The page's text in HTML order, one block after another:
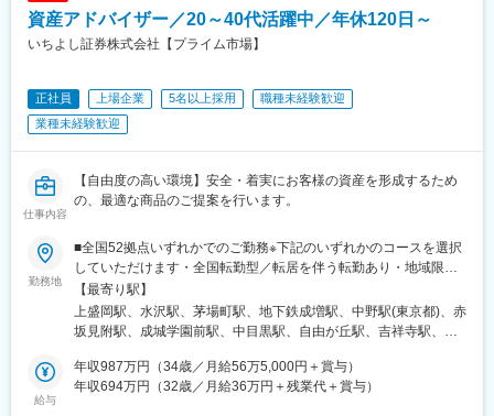
島県)、志布志駅、枕崎駅、宮ケ浜駅、国分駅(鹿児島県)、出水
駅、壺川駅、新さっぽろ駅、松風町駅、湯の川駅、五所川原駅、
盛駅、仙台駅(地下鉄)、西取手駅、今市駅、東宿郷駅、城東駅、西
前駅、千歳船橋駅、立川北駅、青梅街道駅、布田駅、新高島駅、
江田駅(神奈川県)、新丸子駅、緑町駅、海老名駅(相模線)、西松本
駅、桜町駅(長野県)、電気ビル前駅、南富山駅、片原町駅(富山
駅、島ノ関駅、水口石橋駅、一乗寺駅、宇治駅(奈良線)、野田阪神
駅、和泉大宮駅、ＪＲ河内永和駅、みなと元町駅、さくら夙川
駅前駅、後免中町駅、東新木駅、甘木駅(甘木鉄道線)、長崎駅前
駅、島原船津駅、原爆資料館駅、佐世保中央駅、人吉駅、奥武山
公園駅、ひばりが丘駅(北海道)、千歳町駅(北海道)、函館アリーナ
前駅、あおば通駅、峰駅、上野駅、堀切駅、荒川二丁目駅、立川
南駅、柴崎駅、高島町駅、電鉄富山駅・エスタ前駅、南富山駅前
駅、海老江駅、ＪＲ俊徳道駅、花隈駅、尾道駅、高知橋駅、後免
駅、鹿児駅、桜町駅(長崎県)、浦上駅前駅、佐世保駅
山線)、奈良駅、畝傍駅、鳥居前駅、郡山駅(奈良県)、近鉄下田
駅、天理駅、和歌山駅、紀伊田辺駅、橋本駅(和歌山県)、打田駅、
駅、阿南駅、高松駅(香川県)、丸亀駅、詫間駅、松山駅(愛媛県)、
今治駅、新居浜駅、後免町駅(鉄道線)、高知駅、天神南駅、小倉駅
(福岡県)、久留米駅、飯塚駅、大牟田駅、春日駅(福岡県)、佐賀
駅、八代駅、愛野駅、大分駅、別府駅(大分県)、中津駅(大分県)、
佐伯駅、宮崎駅、都城駅、日向市駅、鹿児島駅、霧島神宮駅、宮
灘駅、宇和島駅、道後公園駅、石岡駅、東岡山駅、西大寺駅、北
長瀬駅、水沢駅、平泉駅、北上駅、岐阜羽島駅、高山駅、大垣
駅、南宮崎駅、日向住吉駅、油津駅、南仙台駅、多賀城駅、トロ
ッコ嵯峨駅、嵐山駅(京福線)、阿蘇駅、水前寺公園駅、長野原草津
口駅、新前橋駅、三原駅、宮島口駅、尾道駅、宇多津駅、坂出
駅、多度津駅、高知橋駅、須崎駅、後免駅、新鳥栖駅、伊万里
駅、武雄温泉駅、浦和駅、熊谷駅、志茂駅、宇治山田駅、播磨
駅、面白山高原駅、伊勢中川駅、かみのやま温泉駅、新庄駅、新
下関駅、清流新岩国駅、新山口駅、富士急ハイランド駅、石和温
資産アドバイザー／20～40代活躍中／年休120日～
いちよし証券株式会社【プライム市場】
正社員 上場企業 5名以上採用
職種未経験歓迎
業種未経験歓迎
仕事内容
【自由度の高い環境】安全・着実にお客様の資産を形成するため
の、最適な商品のご提案を行います。
勤務地
■全国52拠点いずれかでのご勤務※下記のいずれかのコースを選択
していただけます・全国転勤型／転居を伴う転勤あり・地域限定
型／転居を伴わない転勤あり【東北】岩手県【関東】東京都・神
奈川県・千葉県・埼玉県【信州・東海】長野県・愛知県・三重県
【関西】京都府・兵庫県・大阪府・奈良県・和歌山県【中国・四
＞・月2万円（使用料・食費込み）＋光熱費で入居可・東京都西東
京市、大阪府茨木市、岡山県岡山市の計3カ所※男性のみ※女性は
【最寄り駅】
上盛岡駅、水沢駅、茅場町駅、地下鉄成増駅、中野駅(東京都)、赤
坂見附駅、成城学園前駅、中目黒駅、自由が丘駅、吉祥寺駅、横
駅、市川駅、南越谷駅、飯田駅(長野県)、伊那市駅、名古屋駅、東
岡崎駅、伊勢市駅、鵜方駅、伏見桃山駅、新西脇駅、北条町駅、
給与
年収987万円（34歳／月給56万5,000円＋賞与）
年収694万円（32歳／月給36万円＋残業代＋賞与）